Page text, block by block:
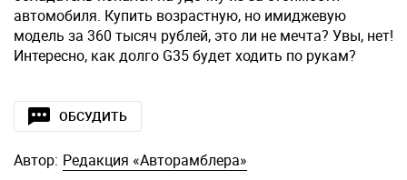
автомобиля. Купить возрастную, но имиджевую
модель за 360 тысяч рублей, это ли не мечта? Увы, нет!
Интересно, как долго G35 будет ходить по рукам?
ОБСУДИТЬ
Автор: Редакция «Авторамблера»